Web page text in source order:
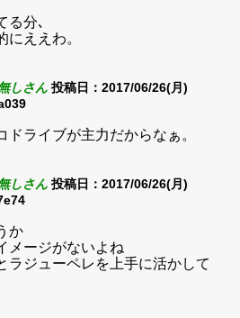
る分､
にええわ。
しさん 投稿日：2017/06/26(月)
ドライブが主力だからなぁ。
しさん 投稿日：2017/06/26(月)
か
メージがないよね
ラジューペレを上手に活かして